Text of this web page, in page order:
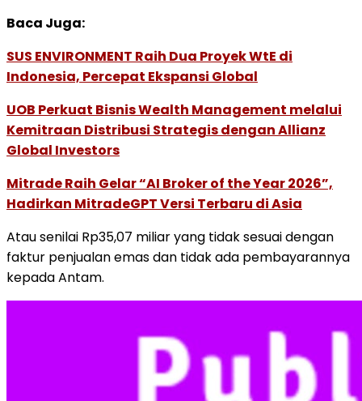
Baca Juga:
SUS ENVIRONMENT Raih Dua Proyek WtE di
Indonesia, Percepat Ekspansi Global
UOB Perkuat Bisnis Wealth Management melalui
Kemitraan Distribusi Strategis dengan Allianz
Global Investors
Mitrade Raih Gelar “AI Broker of the Year 2026”,
Hadirkan MitradeGPT Versi Terbaru di Asia
Atau senilai Rp35,07 miliar yang tidak sesuai dengan
faktur penjualan emas dan tidak ada pembayarannya
kepada Antam.